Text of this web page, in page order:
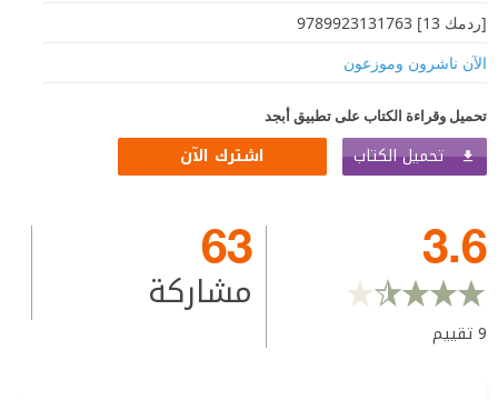
[ردمك 13] 9789923131763
الآن ناشرون وموزعون
تحميل وقراءة الكتاب على تطبيق أبجد
تحميل الكتاب اشترك الآن
3.6
9تقييم
63
مشاركة